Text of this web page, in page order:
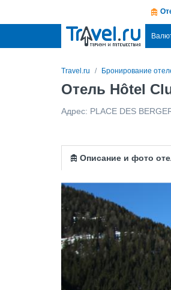
Travel.ru Бронирование
Отель Hôtel
Адрес: PLACE DES
Описание и фото